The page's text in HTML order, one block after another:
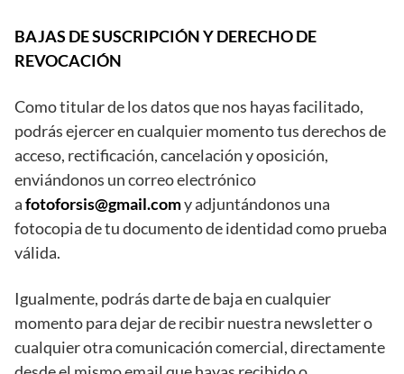
BAJAS DE SUSCRIPCIÓN Y DERECHO DE
REVOCACIÓN
Como titular de los datos que nos hayas facilitado,
podrás ejercer en cualquier momento tus derechos de
acceso, rectificación, cancelación y oposición,
enviándonos un correo electrónico
afotoforsis@gmail.comy adjuntándonos una
fotocopia de tu documento de identidad como prueba
válida.
Igualmente, podrás darte de baja en cualquier
momento para dejar de recibir nuestra newsletter o
cualquier otra comunicación comercial, directamente